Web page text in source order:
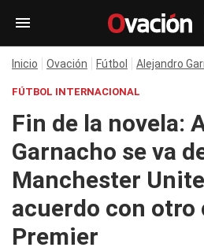
Inicio Ovación Fútbol Alejandro
FÚTBOL INTERNACIONAL
Fin de la novela:
Garnacho se va
Manchester
acuerdo con otro
Premier